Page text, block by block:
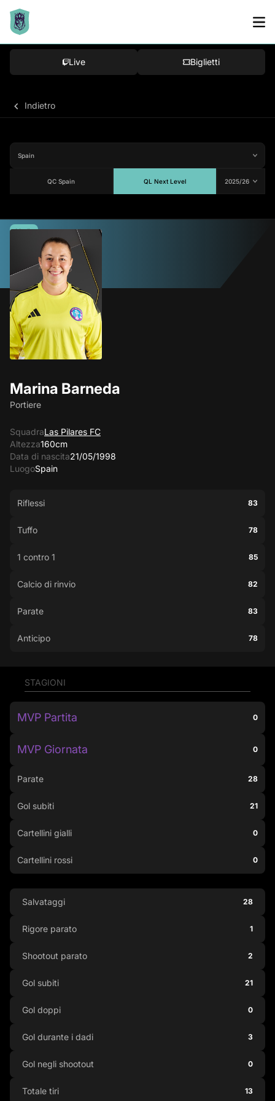
Live Biglietti
Indietro
QC Spain QL Next Level
Marina Barneda
Portiere
SquadraLas Pilares FC
Altezza160cm
Data di nascita21/05/1998
LuogoSpain
Media
Riflessi 83
Tuffo 78
1 contro 1 85
Calcio di rinvio 82
Parate 83
Anticipo 78
STAGIONI
MVP Partita 0
MVP Giornata 0
Parate 28
Gol subiti 21
Cartellini gialli 0
Cartellini rossi 0
Salvataggi 28
Rigore parato 1
Shootout parato 2
Gol subiti 21
Gol doppi 0
Gol durante i dadi 3
Gol negli shootout 0
Totale tiri 13